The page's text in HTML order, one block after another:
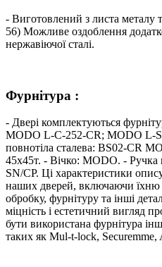
- Виготовлений з листа
56) Можливе оздоблення
нержавіючої сталі.
Фурнітура :
- Двері комплектуються
MODO L-C-252-CR; MODO L-
повнотіла сталева: BS02-CR
45х45т. - Вічко: MODO. -
SN/CP. Ці характеристики
наших дверей, включаючи їхню
обробку, фурнітуру та інші
міцність і естетичний вигляд
бути використана фурнітура
таких як Mul-t-lock, Securemme,